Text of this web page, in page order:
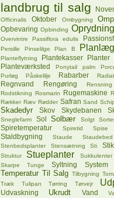
landbrug til salg
Officinalis
Oktober Ombygning
Opbevaring Opbinding Oprydning
Overvintre
Passiflora edulis
Persille
Pinselilge Plan B
Planteflytning
Plantekasser Planter
Planteværksted
Ponytail palm
Purløg
Påskelilje Rabarber
Regnvand
Rengøring Rensning
Rodstikning Rosmarin Rugemaskine
Rækker Ræv Rødder Safran Sand
Skadedyr Skov Skydebanen
Sneglefarm
Sol Solbær Solgt
Spiretemperatur
Spiretid Spise
Staldbygning
Staude Staudebed
Stenbedsplanter Stensætning Sti
Struktur
Stueplanter Sukkulenter
Skarpe Tunge
Syltning System
Temperatur Til Salg Tilbygning
Træk
Tulipan Tørring Tørvejr
Udvaskning Ukrudt Vand